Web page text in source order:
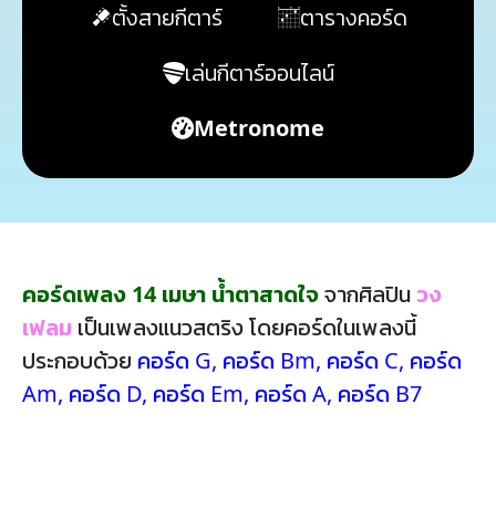
ตั้งสายกีตาร์
ตารางคอร์ด
เล่นกีตาร์ออนไลน์
Metronome
คอร์ดเพลง 14 เมษา น้ำตาสาดใจจากศิลปิน วง
เฟลม เป็นเพลงแนวสตริง โดยคอร์ดในเพลงนี้
ประกอบด้วย คอร์ด G, คอร์ด Bm, คอร์ด C, คอร์ด
Am, คอร์ด D, คอร์ด Em, คอร์ด A, คอร์ด B7